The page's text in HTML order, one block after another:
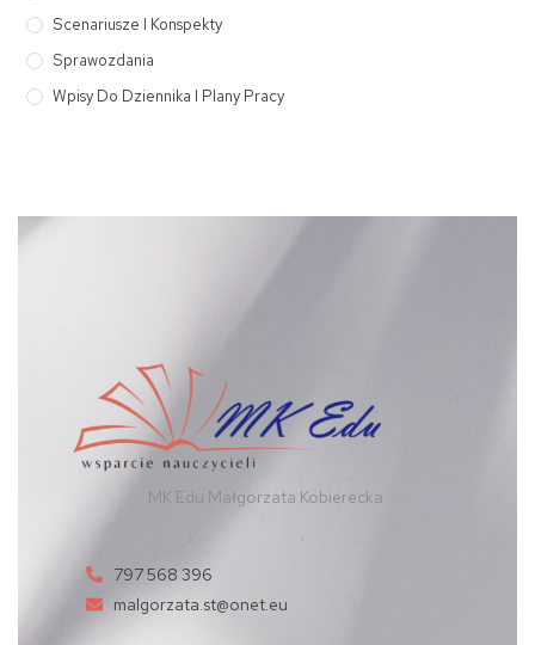
Scenariusze I Konspekty
Sprawozdania
Wpisy Do Dziennika I Plany Pracy
MK Edu Małgorzata Kobierecka
797 568 396
malgorzata.st@onet.eu